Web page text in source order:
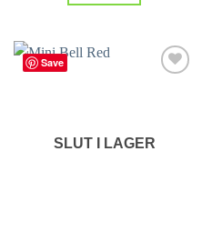
Save
SLUT I LAGER